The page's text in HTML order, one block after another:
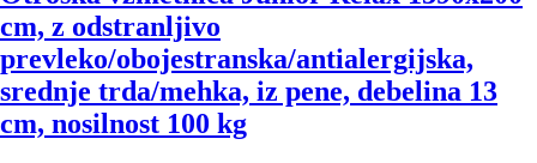
cm, z odstranljivo
prevleko/obojestranska/antialergijska,
srednje trda/mehka, iz pene, debelina 13
cm, nosilnost 100 kg